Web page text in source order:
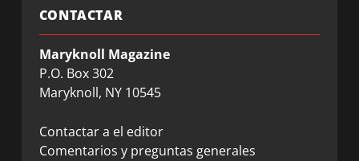
CONTACTAR
Maryknoll Magazine
P.O. Box 302
Maryknoll, NY 10545
Contactar a el editor
Comentarios y preguntas generales